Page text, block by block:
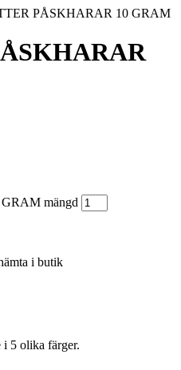
PÅSKHARAR 10 GRAM
mängd
i butik
i 5 olika färger.